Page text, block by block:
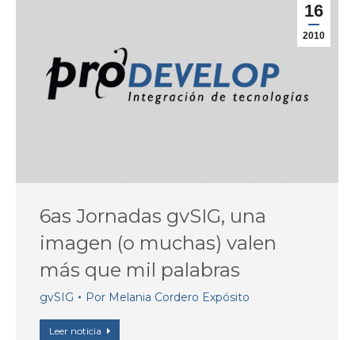
16
2010
6as Jornadas gvSIG, una
imagen (o muchas) valen
más que mil palabras
gvSIG Por Melania Cordero Expósito
Leer noticia